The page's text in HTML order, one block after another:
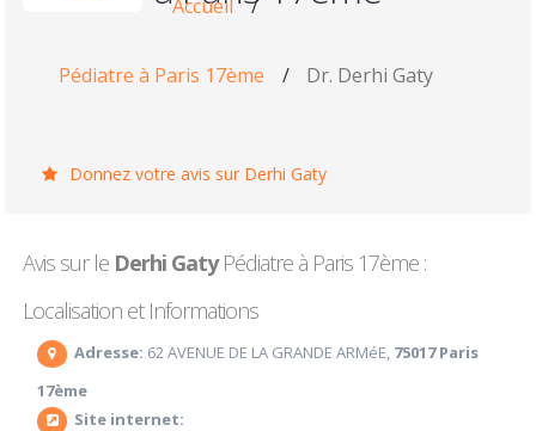
Accueil /
Pédiatre à Paris 17ème / Dr. Derhi Gaty
Donnez votre avis sur Derhi Gaty
Avis sur le Derhi GatyPédiatre à Paris 17ème :
Localisation et Informations
Adresse: 62 AVENUE DE LA GRANDE ARMéE, 75017 Paris
17ème
Site internet: